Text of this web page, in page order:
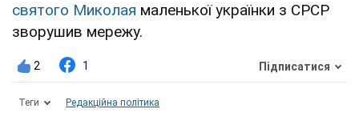
святого Миколая маленької українки з СРСР
зворушив мережу.
2 1 Підписатися
Теги Редакційна політика